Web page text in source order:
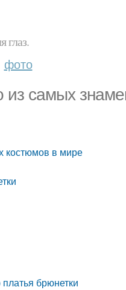
глаз.
фото
из самых
костюмов в мире
брюнетки